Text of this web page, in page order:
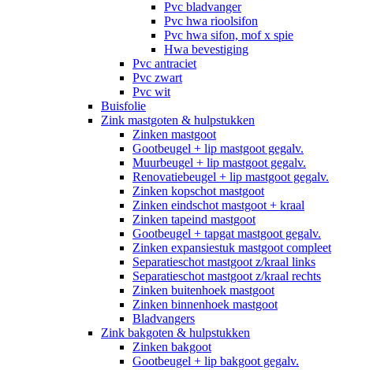
Pvc bladvanger
Pvc hwa rioolsifon
Pvc hwa sifon, mof x spie
Hwa bevestiging
Pvc antraciet
Pvc zwart
Pvc wit
Buisfolie
Zink mastgoten & hulpstukken
Zinken mastgoot
Gootbeugel + lip mastgoot gegalv.
Muurbeugel + lip mastgoot gegalv.
Renovatiebeugel + lip mastgoot gegalv.
Zinken kopschot mastgoot
Zinken eindschot mastgoot + kraal
Zinken tapeind mastgoot
Gootbeugel + tapgat mastgoot gegalv.
Zinken expansiestuk mastgoot compleet
Separatieschot mastgoot z/kraal links
Separatieschot mastgoot z/kraal rechts
Zinken buitenhoek mastgoot
Zinken binnenhoek mastgoot
Bladvangers
Zink bakgoten & hulpstukken
Zinken bakgoot
Gootbeugel + lip bakgoot gegalv.